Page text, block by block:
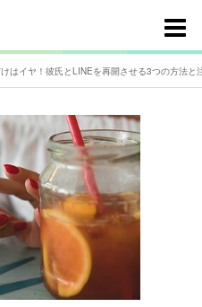
はイヤ！彼氏とLINEを再開させる3つの方法と